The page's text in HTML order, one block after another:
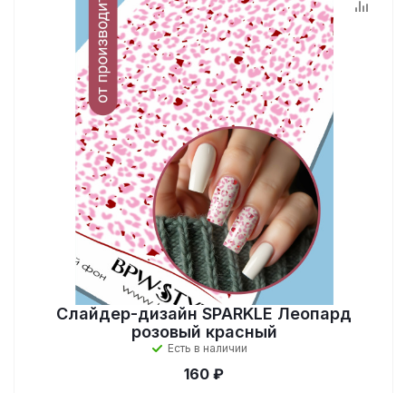
Слайдер-дизайн SPARKLE Леопард
розовый красный
Есть в наличии
160 ₽